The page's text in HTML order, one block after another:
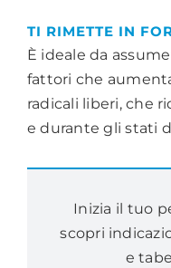
TI RIMETTE IN
È ideale da
fattori che
radicali liberi, che
e durante gli stati
Inizia il tuo
scopri
e